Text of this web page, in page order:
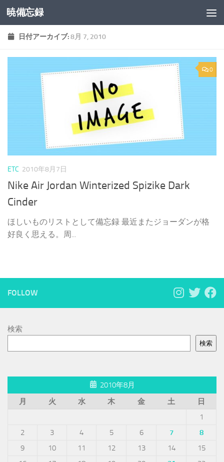
コンテンツへスキップ
暁備忘録
日付アーカイブ:8月 7, 2010
0
ETC 2010年8月7日
Nike Air Jordan Winterized Spizike Dark
Cinder
ほしいものリストとして備忘録 最近またジョーダンが格
好良く思える。周...
FOLLOW
検索
検索
2010年8月
月
火 水 木 金 土
日
1
2
3 4 5 6 7
8
9
10 11 12 13 14
15